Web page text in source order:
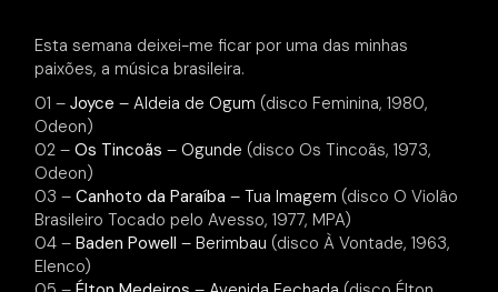
Esta semana deixei-me ficar por uma das minhas
paixões, a música brasileira.
01 –Joyce – Aldeia de Ogum (disco Feminina, 1980,
Odeon)
02 –Os Tincoãs – Ogunde (disco Os Tincoãs, 1973,
Odeon)
03 –Canhoto da Paraíba – Tua Imagem (disco O Violâo
Brasileiro Tocado pelo Avesso, 1977, MPA)
04 –Baden Powell – Berimbau (disco À Vontade, 1963,
Elenco)